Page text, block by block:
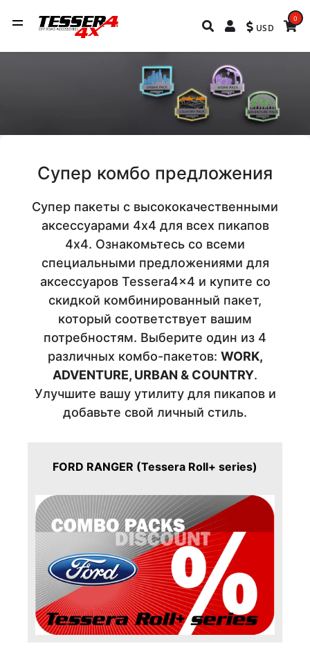
USD
0
Супер комбо предложения
Супер пакеты с высококачественными
аксессуарами 4х4 для всех пикапов
4х4. Ознакомьтесь со всеми
специальными предложениями для
аксессуаров Tessera4x4 и купите со
скидкой комбинированный пакет,
который соответствует вашим
потребностям. Выберите один из 4
различных комбо-пакетов: WORK,
ADVENTURE, URBAN & COUNTRY.
Улучшите вашу утилиту для пикапов и
добавьте свой личный стиль.
FORD RANGER (Tessera Roll+ series)